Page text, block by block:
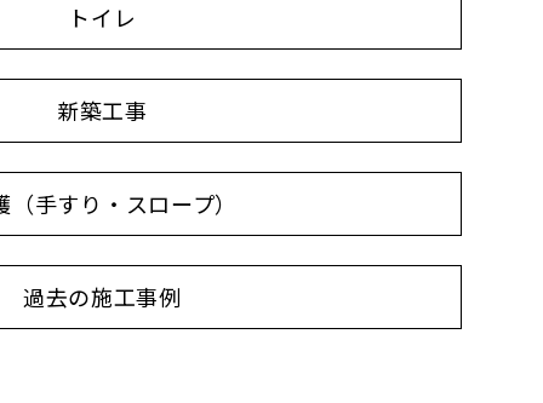
トイレ
新築工事
（手すり・スロープ）
過去の施工事例